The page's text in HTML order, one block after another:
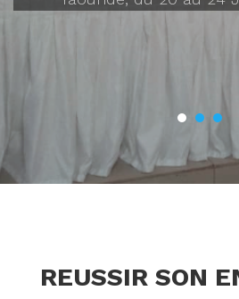
Elle est souvent
REUSSIR SON